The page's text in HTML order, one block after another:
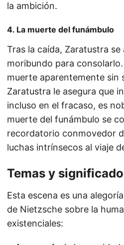
la ambición.
4. La muerte del funámbulo
Tras la caída, Zaratustra
moribundo para
muerte aparentemente sin
Zaratustra le asegura que
incluso en el fracaso, es
muerte del funámbulo se
recordatorio conmovedor
luchas intrínsecos al viaje
Temas y significado
Esta escena es una
de Nietzsche sobre la
existenciales: